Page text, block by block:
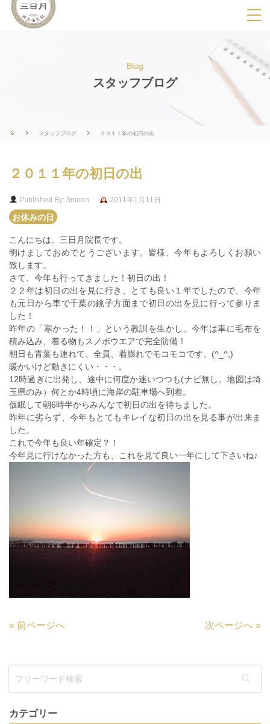
SPメニ
ー
展
用
ボ
Blog
スタッフブログ
スタッフブログ ２０１１年の初日の出
２０１１年の初日の出
Published By: 3moon
2011年1月11日
お休みの日
こんにちは。三日月院長です。
明けましておめでとうございます。皆様、今年もよろしくお願い
致します。
さて、今年も行ってきました！初日の出！
２２年は初日の出を見に行き、とても良い１年でしたので、今年
も元日から車で千葉の銚子方面まで初日の出を見に行って参りま
した！
昨年の「寒かった！！」という教訓を生かし、今年は車に毛布を
積み込み、着る物もスノボウエアで完全防備！
朝日も青葉も連れて、全員、着膨れでモコモコです。(^_^;)
暖かいけど動きにくい・・・。
12時過ぎに出発し、途中に何度か迷いつつも(ナビ無し。地図は埼
玉県のみ）何とか4時頃に海岸の駐車場へ到着。
仮眠して朝6時半からみんなで初日の出を待ちました。
昨年に劣らず、今年もとてもキレイな初日の出を見る事が出来ま
した。
これで今年も良い年確定？！
今年見に行けなかった方も、これを見て良い一年にして下さいね♪
« 前ページへ 次ページへ »
カテゴリー